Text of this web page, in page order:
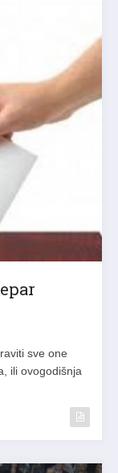
sve one
ili ovogodišnja